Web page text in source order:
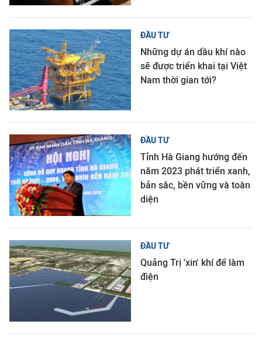
ĐẦU TƯ
Những dự án dầu khí nào
sẽ được triển khai tại Việt
Nam thời gian tới?
ĐẦU TƯ
Tỉnh Hà Giang hướng đến
năm 2023 phát triển xanh,
bản sắc, bền vững và toàn
diện
ĐẦU TƯ
Quảng Trị 'xin' khí để làm
điện